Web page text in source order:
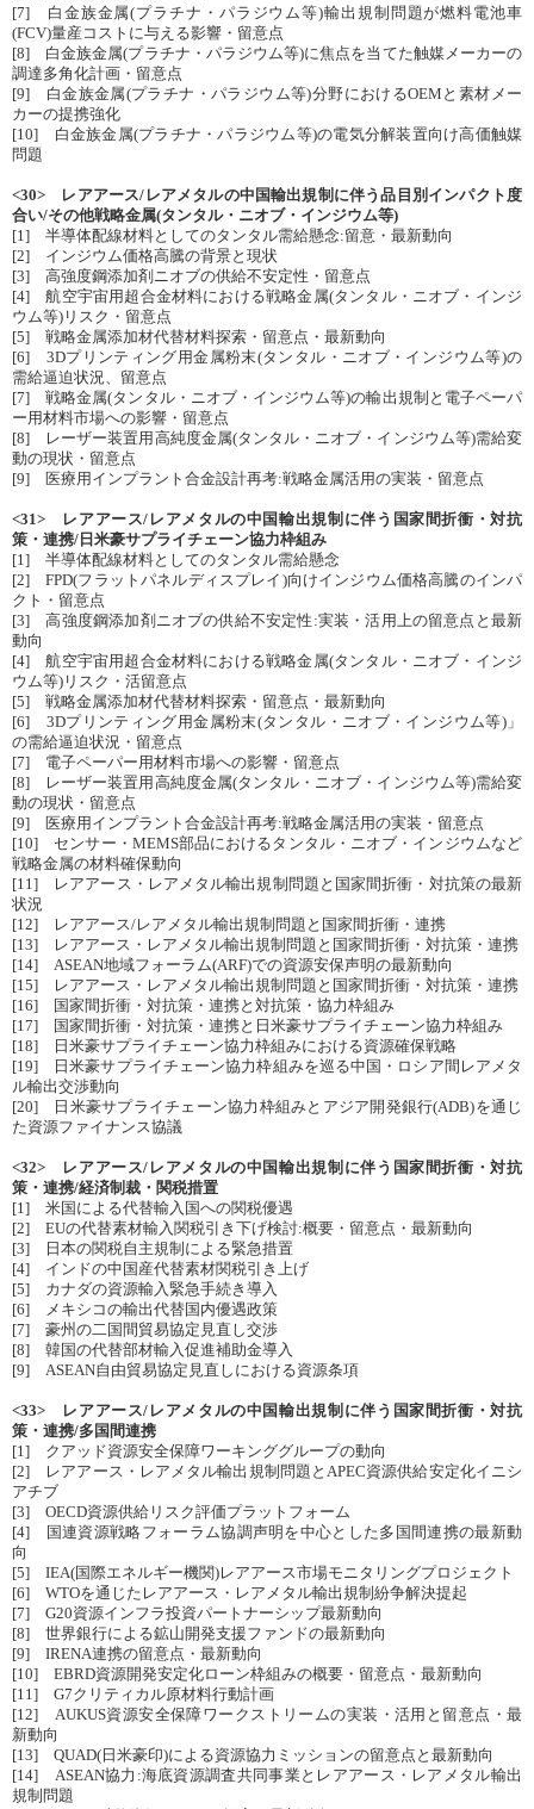
[7] 白金族金属(プラチナ・パラジウム等)輸出規制問題が燃料電池車
(FCV)量産コストに与える影響・留意点
[8] 白金族金属(プラチナ・パラジウム等)に焦点を当てた触媒メーカーの
調達多角化計画・留意点
[9] 白金族金属(プラチナ・パラジウム等)分野におけるOEMと素材メー
カーの提携強化
[10] 白金族金属(プラチナ・パラジウム等)の電気分解装置向け高価触媒
問題
<30> レアアース/レアメタルの中国輸出規制に伴う品目別インパクト度
合い/その他戦略金属(タンタル・ニオブ・インジウム等)
[1] 半導体配線材料としてのタンタル需給懸念:留意・最新動向
[2] インジウム価格高騰の背景と現状
[3] 高強度鋼添加剤ニオブの供給不安定性・留意点
[4] 航空宇宙用超合金材料における戦略金属(タンタル・ニオブ・インジ
ウム等)リスク・留意点
[5] 戦略金属添加材代替材料探索・留意点・最新動向
[6] 3Dプリンティング用金属粉末(タンタル・ニオブ・インジウム等)の
需給逼迫状況、留意点
[7] 戦略金属(タンタル・ニオブ・インジウム等)の輸出規制と電子ペーパ
ー用材料市場への影響・留意点
[8] レーザー装置用高純度金属(タンタル・ニオブ・インジウム等)需給変
動の現状・留意点
[9] 医療用インプラント合金設計再考:戦略金属活用の実装・留意点
<31> レアアース/レアメタルの中国輸出規制に伴う国家間折衝・対抗
策・連携/日米豪サプライチェーン協力枠組み
[1] 半導体配線材料としてのタンタル需給懸念
[2] FPD(フラットパネルディスプレイ)向けインジウム価格高騰のインパ
クト・留意点
[3] 高強度鋼添加剤ニオブの供給不安定性:実装・活用上の留意点と最新
動向
[4] 航空宇宙用超合金材料における戦略金属(タンタル・ニオブ・インジ
ウム等)リスク・活留意点
[5] 戦略金属添加材代替材料探索・留意点・最新動向
[6] 3Dプリンティング用金属粉末(タンタル・ニオブ・インジウム等)」
の需給逼迫状況・留意点
[7] 電子ペーパー用材料市場への影響・留意点
[8] レーザー装置用高純度金属(タンタル・ニオブ・インジウム等)需給変
動の現状・留意点
[9] 医療用インプラント合金設計再考:戦略金属活用の実装・留意点
[10] センサー・MEMS部品におけるタンタル・ニオブ・インジウムなど
戦略金属の材料確保動向
[11] レアアース・レアメタル輸出規制問題と国家間折衝・対抗策の最新
状況
[12] レアアース/レアメタル輸出規制問題と国家間折衝・連携
[13] レアアース・レアメタル輸出規制問題と国家間折衝・対抗策・連携
[14] ASEAN地域フォーラム(ARF)での資源安保声明の最新動向
[15] レアアース・レアメタル輸出規制問題と国家間折衝・対抗策・連携
[16] 国家間折衝・対抗策・連携と対抗策・協力枠組み
[17] 国家間折衝・対抗策・連携と日米豪サプライチェーン協力枠組み
[18] 日米豪サプライチェーン協力枠組みにおける資源確保戦略
[19] 日米豪サプライチェーン協力枠組みを巡る中国・ロシア間レアメタ
ル輸出交渉動向
[20] 日米豪サプライチェーン協力枠組みとアジア開発銀行(ADB)を通じ
た資源ファイナンス協議
<32> レアアース/レアメタルの中国輸出規制に伴う国家間折衝・対抗
策・連携/経済制裁・関税措置
[1] 米国による代替輸入国への関税優遇
[2] EUの代替素材輸入関税引き下げ検討:概要・留意点・最新動向
[3] 日本の関税自主規制による緊急措置
[4] インドの中国産代替素材関税引き上げ
[5] カナダの資源輸入緊急手続き導入
[6] メキシコの輸出代替国内優遇政策
[7] 豪州の二国間貿易協定見直し交渉
[8] 韓国の代替部材輸入促進補助金導入
[9] ASEAN自由貿易協定見直しにおける資源条項
<33> レアアース/レアメタルの中国輸出規制に伴う国家間折衝・対抗
策・連携/多国間連携
[1] クアッド資源安全保障ワーキンググループの動向
[2] レアアース・レアメタル輸出規制問題とAPEC資源供給安定化イニシ
アチブ
[3] OECD資源供給リスク評価プラットフォーム
[4] 国連資源戦略フォーラム協調声明を中心とした多国間連携の最新動
向
[5] IEA(国際エネルギー機関)レアアース市場モニタリングプロジェクト
[6] WTOを通じたレアアース・レアメタル輸出規制紛争解決提起
[7] G20資源インフラ投資パートナーシップ最新動向
[8] 世界銀行による鉱山開発支援ファンドの最新動向
[9] IRENA連携の留意点・最新動向
[10] EBRD資源開発安定化ローン枠組みの概要・留意点・最新動向
[11] G7クリティカル原材料行動計画
[12] AUKUS資源安全保障ワークストリームの実装・活用と留意点・最
新動向
[13] QUAD(日米豪印)による資源協力ミッションの留意点と最新動向
[14] ASEAN協力:海底資源調査共同事業とレアアース・レアメタル輸出
規制問題